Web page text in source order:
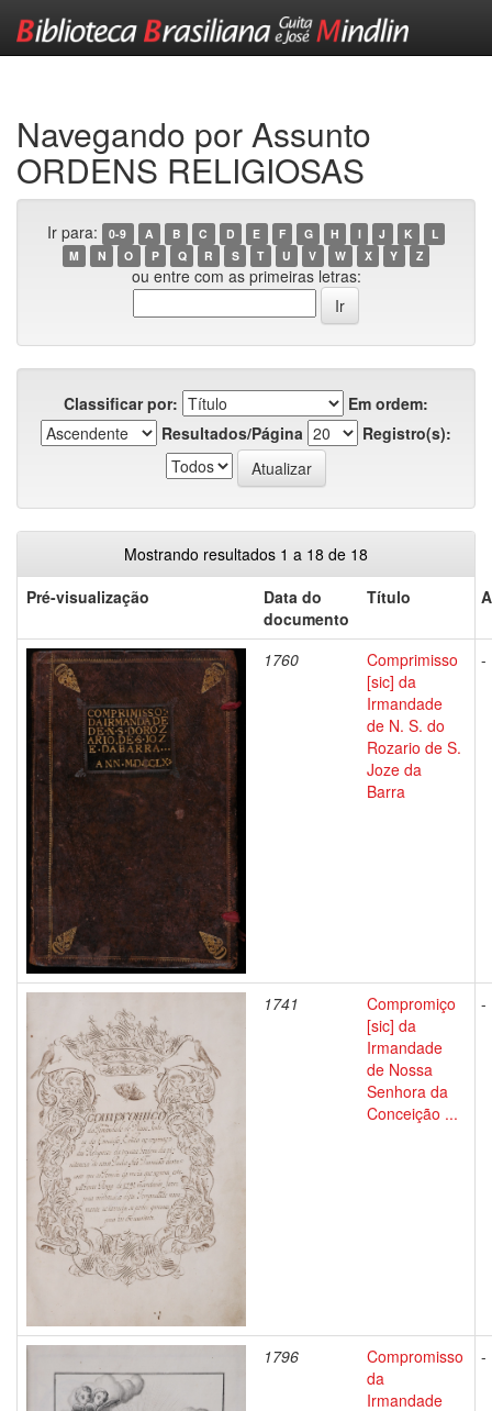
Navegando por Assunto
ORDENS RELIGIOSAS
Ir para: 0-9 A B C D E F G H I J K
L
M
N O P Q R S T U V W X Y Z
ou entre com as primeiras letras:
Classificar por:
Em ordem:
Resultados/Página
Registro(s):
Mostrando resultados 1 a 18 de 18
Pré-visualização
Data do
documento
Título
1760
Comprimisso
[sic] da
Irmandade
de N. S. do
Rozario de S.
Joze da
Barra
-
1741
Compromiço
[sic] da
Irmandade
de Nossa
Senhora da
Conceição ...
-
1796
Compromisso
da
Irmandade
-